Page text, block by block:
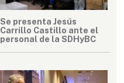
Se presenta Jesús
Carrillo Castillo ante el
personal de la SDHyBC